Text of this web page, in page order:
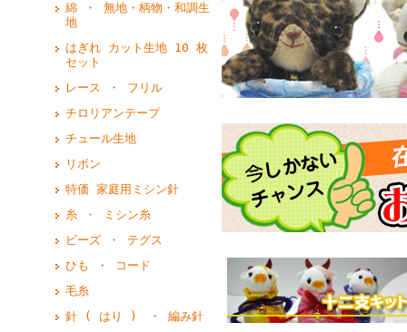
綿 ・ 無地・柄物・和調生
地
はぎれ カット生地 10 枚
セット
レース ・ フリル
チロリアンテープ
チュール生地
リボン
特価 家庭用ミシン針
糸 ・ ミシン糸
ビーズ ・ テグス
ひも ・ コード
毛糸
針 ( はり ) ・ 編み針